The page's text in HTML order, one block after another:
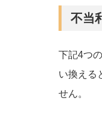
不当
下記4つ
い換える
せん。